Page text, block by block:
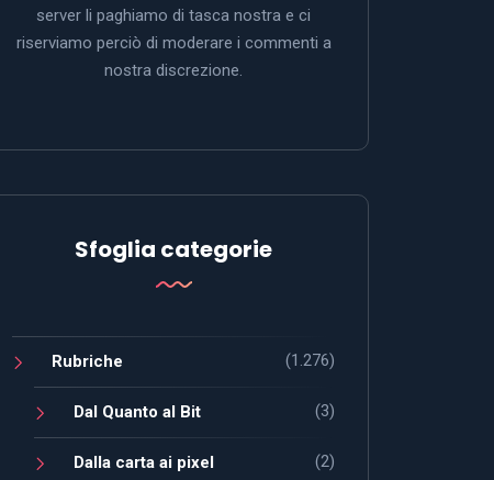
server li paghiamo di tasca nostra e ci
riserviamo perciò di moderare i commenti a
nostra discrezione.
Sfoglia categorie
Rubriche (1.276)
Dal Quanto al Bit (3)
Dalla carta ai pixel (2)